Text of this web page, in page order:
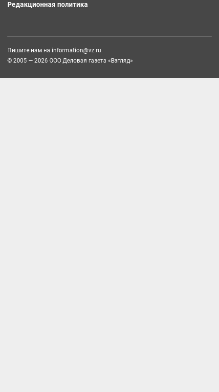
Редакционная политика
Пишите нам на information@vz.ru
© 2005 — 2026 ООО Деловая газета «Взгляд»